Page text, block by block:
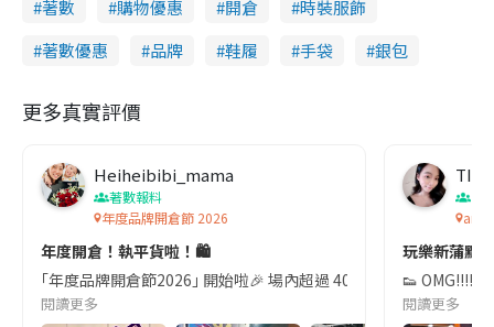
著數 購物優惠 開倉
時裝服飾
著數優惠
品牌 鞋履 手袋 銀包
更多真實評價
Heiheibibi_mama
著數報料
年度品牌開倉節 2026
年度開倉！執平貨啦！🛍️
｢年度品牌開倉節2026｣ 開始啦🎉 場內超過 400 個展檔,多款高
閱讀更多
and
玩樂新蒲點
👟 OMG!!!!
閱讀更多